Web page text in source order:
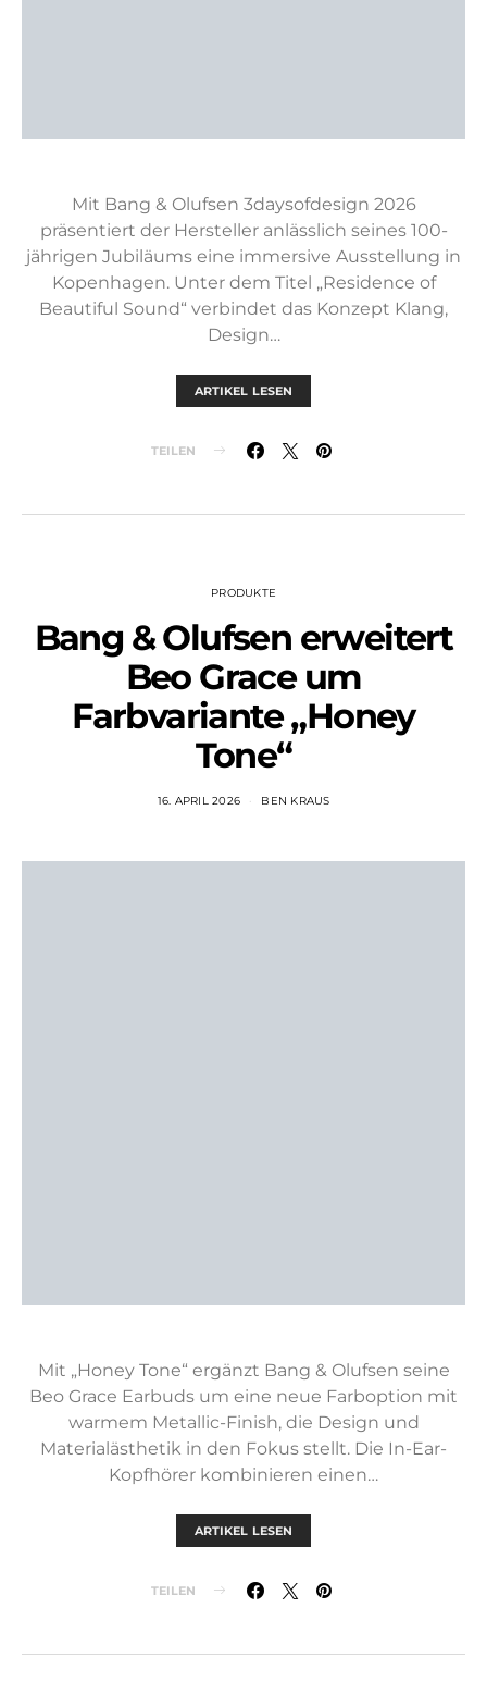
Mit Bang & Olufsen 3daysofdesign 2026
präsentiert der Hersteller anlässlich seines 100-
jährigen Jubiläums eine immersive Ausstellung in
Kopenhagen. Unter dem Titel „Residence of
Beautiful Sound“ verbindet das Konzept Klang,
Design…
ARTIKEL LESEN
TEILEN
PRODUKTE
Bang & Olufsen erweitert
Beo Grace um
Farbvariante „Honey
Tone“
16. APRIL 2026 BEN KRAUS
Mit „Honey Tone“ ergänzt Bang & Olufsen seine
Beo Grace Earbuds um eine neue Farboption mit
warmem Metallic-Finish, die Design und
Materialästhetik in den Fokus stellt. Die In-Ear-
Kopfhörer kombinieren einen…
ARTIKEL LESEN
TEILEN